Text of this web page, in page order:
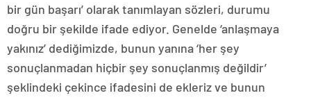
bir gün başarı’ olarak tanımlayan sözleri, durumu
doğru bir şekilde ifade ediyor. Genelde ‘anlaşmaya
yakınız’ dediğimizde, bunun yanına ‘her şey
sonuçlanmadan hiçbir şey sonuçlanmış değildir’
şeklindeki çekince ifadesini de ekleriz ve bunun